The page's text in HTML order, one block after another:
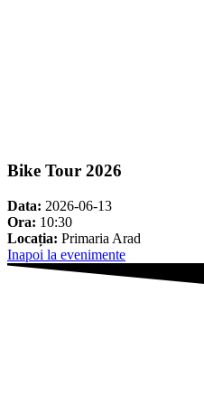
Bike Tour 2026
Data: 2026-06-13
Ora: 10:30
Locația: Primaria Arad
Inapoi la evenimente